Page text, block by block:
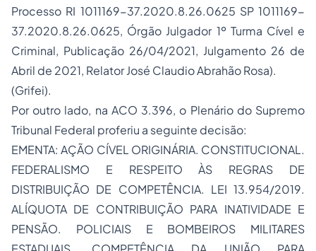
Processo RI 1011169-37.2020.8.26.0625 SP 1011169-
37.2020.8.26.0625, Órgão Julgador 1º Turma Cível e
Criminal, Publicação 26/04/2021, Julgamento 26 de
Abril de 2021, Relator José Claudio Abrahão Rosa).
(Grifei).
Por outro lado, na ACO 3.396, o Plenário do Supremo
Tribunal Federal proferiu a seguinte decisão:
EMENTA: AÇÃO CÍVEL ORIGINÁRIA. CONSTITUCIONAL.
FEDERALISMO E RESPEITO ÀS REGRAS DE
DISTRIBUIÇÃO DE COMPETÊNCIA. LEI 13.954/2019.
ALÍQUOTA DE CONTRIBUIÇÃO PARA INATIVIDADE E
PENSÃO. POLICIAIS E BOMBEIROS MILITARES